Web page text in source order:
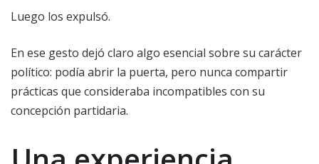
Luego los expulsó.
En ese gesto dejó claro algo esencial sobre su carácter
político: podía abrir la puerta, pero nunca compartir
prácticas que consideraba incompatibles con su
concepción partidaria.